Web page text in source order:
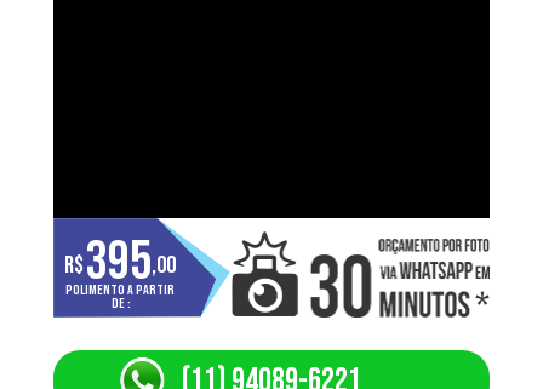
r$395,00
Polimento a partir
de :